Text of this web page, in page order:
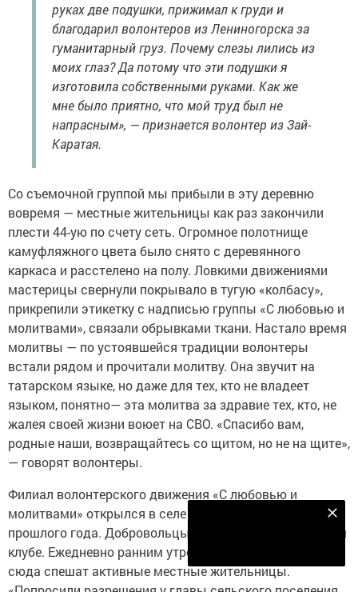
руках две подушки, прижимал к груди и
благодарил волонтеров из Лениногорска за
гуманитарный груз. Почему слезы лились из
моих глаз? Да потому что эти подушки я
изготовила собственными руками. Как же
мне было приятно, что мой труд был не
напрасным», — признается волонтер из Зай-
Каратая.
Со съемочной группой мы прибыли в эту деревню
вовремя — местные жительницы как раз закончили
плести 44-ую по счету сеть. Огромное полотнище
камуфляжного цвета было снято с деревянного
каркаса и расстелено на полу. Ловкими движениями
мастерицы свернули покрывало в тугую «колбасу»,
прикрепили этикетку с надписью группы «С любовью и
молитвами», связали обрывками ткани. Настало время
молитвы — по устоявшейся традиции волонтеры
встали рядом и прочитали молитву. Она звучит на
татарском языке, но даже для тех, кто не владеет
языком, понятно— эта молитва за здравие тех, кто, не
жалея своей жизни воюет на СВО. «Спасибо вам,
родные наши, возвращайтесь со щитом, но не на щите»,
— говорят волонтеры.
Филиал волонтерского движения «С любовью и
молитвами» открылся в селе Зай-Каратай в октябре
прошлого года. Добровольцы разместились в местном
клубе. Ежедневно ранним утром, словно на работу,
сюда спешат активные местные жительницы.